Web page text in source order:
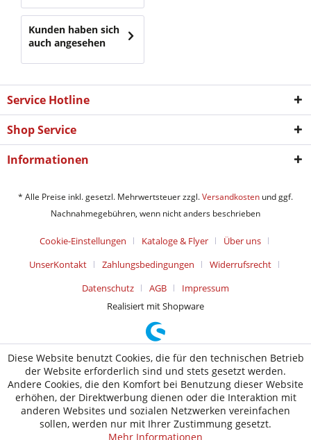
Kunden haben sich
auch angesehen
Service Hotline
Shop Service
Informationen
* Alle Preise inkl. gesetzl. Mehrwertsteuer zzgl.Versandkosten und ggf.
Nachnahmegebühren, wenn nicht anders beschrieben
Cookie-Einstellungen Kataloge & Flyer
Über uns
UnserKontakt
Zahlungsbedingungen
Widerrufsrecht
Datenschutz
AGB
Impressum
Realisiert mit Shopware
Diese Website benutzt Cookies, die für den technischen Betrieb
der Website erforderlich sind und stets gesetzt werden.
Andere Cookies, die den Komfort bei Benutzung dieser Website
erhöhen, der Direktwerbung dienen oder die Interaktion mit
anderen Websites und sozialen Netzwerken vereinfachen
sollen, werden nur mit Ihrer Zustimmung gesetzt.
Mehr Informationen